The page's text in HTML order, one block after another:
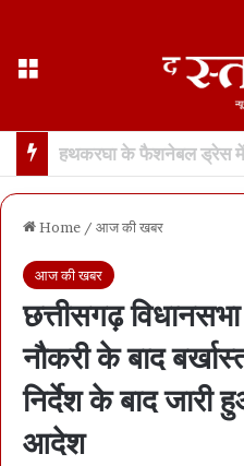
Home / आज की खबर
आज की खबर
छत्तीसगढ़
नौकरी के बाद
निर्देश के बाद जारी
आदेश